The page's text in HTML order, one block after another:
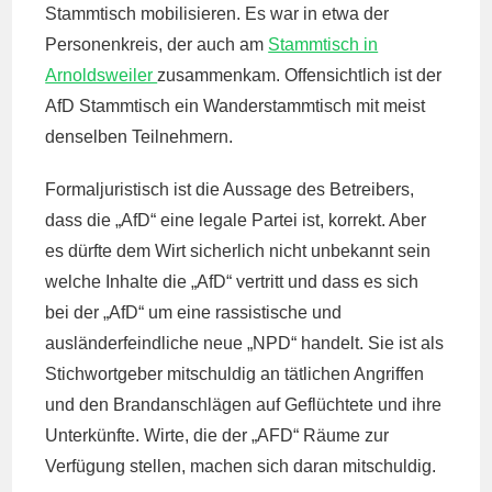
Stammtisch mobilisieren. Es war in etwa der
Personenkreis, der auch am Stammtisch in
Arnoldsweiler zusammenkam. Offensichtlich ist der
AfD Stammtisch ein Wanderstammtisch mit meist
denselben Teilnehmern.
Formaljuristisch ist die Aussage des Betreibers,
dass die „AfD“ eine legale Partei ist, korrekt. Aber
es dürfte dem Wirt sicherlich nicht unbekannt sein
welche Inhalte die „AfD“ vertritt und dass es sich
bei der „AfD“ um eine rassistische und
ausländerfeindliche neue „NPD“ handelt. Sie ist als
Stichwortgeber mitschuldig an tätlichen Angriffen
und den Brandanschlägen auf Geflüchtete und ihre
Unterkünfte. Wirte, die der „AFD“ Räume zur
Verfügung stellen, machen sich daran mitschuldig.